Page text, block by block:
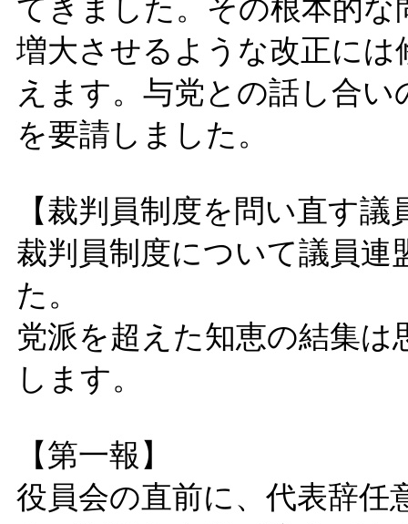
てきました。その根本的
増大させるような改正に
えます。与党との話し合
を要請しました。
【裁判員制度を問い直す議
裁判員制度について議員
た。
党派を超えた知恵の結集
します。
【第一報】
役員会の直前に、代表辞任